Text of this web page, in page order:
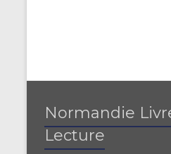
Normandie
Lecture